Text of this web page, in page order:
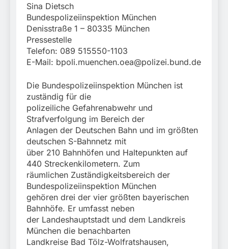
Sina Dietsch
Bundespolizeiinspektion München
Denisstraße 1 – 80335 München
Pressestelle
Telefon: 089 515550-1103
E-Mail: bpoli.muenchen.oea@polizei.bund.de
Die Bundespolizeiinspektion München ist
zuständig für die
polizeiliche Gefahrenabwehr und
Strafverfolgung im Bereich der
Anlagen der Deutschen Bahn und im größten
deutschen S-Bahnnetz mit
über 210 Bahnhöfen und Haltepunkten auf
440 Streckenkilometern. Zum
räumlichen Zuständigkeitsbereich der
Bundespolizeiinspektion München
gehören drei der vier größten bayerischen
Bahnhöfe. Er umfasst neben
der Landeshauptstadt und dem Landkreis
München die benachbarten
Landkreise Bad Tölz-Wolfratshausen,